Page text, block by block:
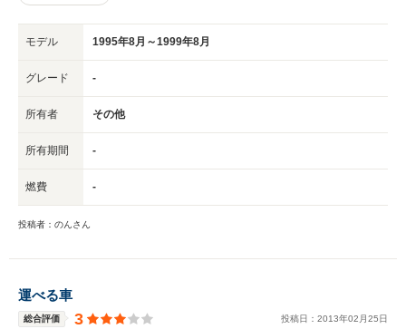
モデル 1995年8月～1999年8月
グレード -
所有者 その他
所有期間 -
燃費 -
投稿者：のんさん
運べる車
総合評価 3 投稿日： 2013年02 月25日